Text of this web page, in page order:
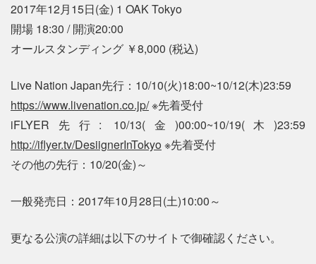
2017年12月15日(金) 1 OAK Tokyo
開場 18:30 / 開演20:00
オールスタンディング ￥8,000 (税込)
Live Nation Japan先行：10/10(火)18:00~10/12(木)23:59
https://www.livenation.co.jp/※先着受付
iFLYER先行: 10/13(金)00:00~10/19(木)23:59
http://iflyer.tv/DesiignerInTokyo ※先着受付
その他の先行：10/20(金)～
一般発売日：2017年10月28日(土)10:00～
更なる公演の詳細は以下のサイトで御確認ください。